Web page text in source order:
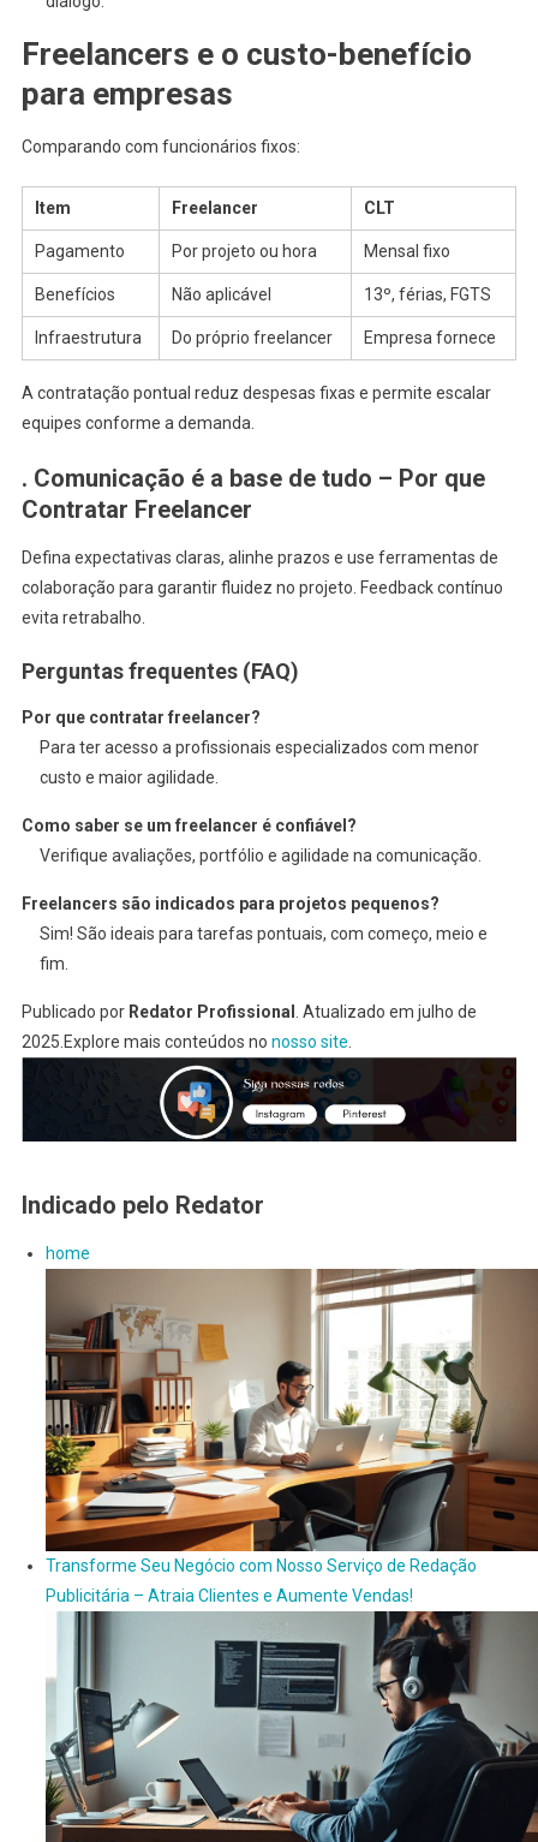
Freelancers e o custo-benefício
para empresas
Comparando com funcionários fixos:
Item Freelancer CLT
Pagamento Por projeto ou hora Mensal fixo
Benefícios Não aplicável 13º, férias, FGTS
Infraestrutura Do próprio freelancer Empresa fornece
A contratação pontual reduz despesas fixas e permite escalar
equipes conforme a demanda.
. Comunicação é a base de tudo – Por que
Contratar Freelancer
Defina expectativas claras, alinhe prazos e use ferramentas de
colaboração para garantir fluidez no projeto. Feedback contínuo
evita retrabalho.
Perguntas frequentes (FAQ)
Por que contratar freelancer?
Para ter acesso a profissionais especializados com menor
custo e maior agilidade.
Como saber se um freelancer é confiável?
Verifique avaliações, portfólio e agilidade na comunicação.
Freelancers são indicados para projetos pequenos?
Sim! São ideais para tarefas pontuais, com começo, meio e
fim.
Publicado por Redator Profissional
. Atualizado em julho de
2025.Explore mais conteúdos no nosso site
Indicado pelo Redator
home
Transforme Seu Negócio com Nosso Serviço de Redação
Publicitária – Atraia Clientes e Aumente Vendas!